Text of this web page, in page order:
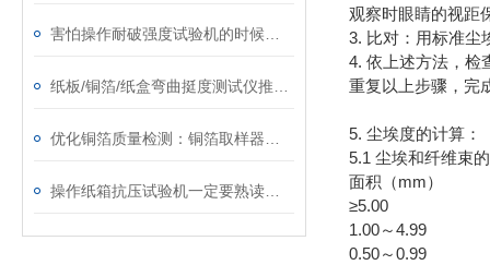
观察时眼睛的视距
3. 比对：用标准尘
4. 依上述方法，检
重复以上步骤，完
5. 尘埃度的计算：
5.1 尘埃和纤维束
面积（mm）
≥5.00
1.00～4.99
0.50～0.99